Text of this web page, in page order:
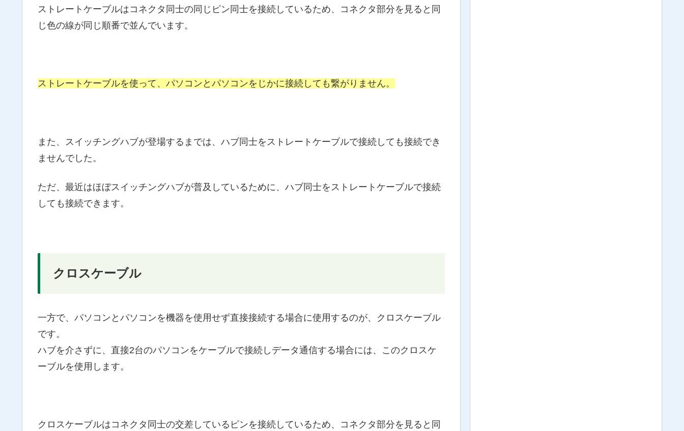
ストレートケーブルはコネクタ同士の同じピン同士を接続しているため、コネクタ部分を見ると同
じ色の線が同じ順番で並んでいます。
ストレートケーブルを使って、パソコンとパソコンをじかに接続しても繋がりません。
また、スイッチングハブが登場するまでは、ハブ同士をストレートケーブルで接続しても接続でき
ませんでした。
ただ、最近はほぼスイッチングハブが普及しているために、ハブ同士をストレートケーブルで接続
しても接続できます。
クロスケーブル
一方で、パソコンとパソコンを機器を使用せず直接接続する場合に使用するのが、クロスケーブル
です。
ハブを介さずに、直接2台のパソコンをケーブルで接続しデータ通信する場合には、このクロスケ
ーブルを使用します。
クロスケーブルはコネクタ同士の交差しているピンを接続しているため、コネクタ部分を見ると同